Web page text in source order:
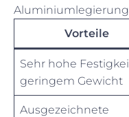
Vorteile
Sehr hohe
geringem Gewicht
Ausgezeichnete